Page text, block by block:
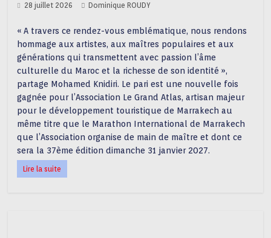
28 juillet 2026 Dominique ROUDY
« A travers ce rendez-vous emblématique, nous rendons
hommage aux artistes, aux maîtres populaires et aux
générations qui transmettent avec passion l’âme
culturelle du Maroc et la richesse de son identité »,
partage Mohamed Knidiri. Le pari est une nouvelle fois
gagnée pour l’Association Le Grand Atlas, artisan majeur
pour le développement touristique de Marrakech au
même titre que le Marathon International de Marrakech
que l’Association organise de main de maître et dont ce
sera la 37ème édition dimanche 31 janvier 2027.
Lire la suite